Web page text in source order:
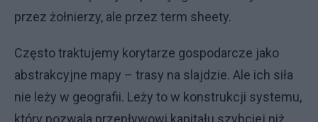
przez żołnierzy, ale przez term sheety.
Często traktujemy korytarze gospodarcze jako
abstrakcyjne mapy – trasy na slajdzie. Ale ich siła
nie leży w geografii. Leży to w konstrukcji systemu,
który pozwala przepływowi kapitału szybciej niż